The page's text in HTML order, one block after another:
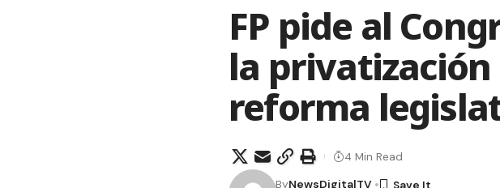
FP pide al
la
reforma
ByNewsDigitalTV
4 Min Read